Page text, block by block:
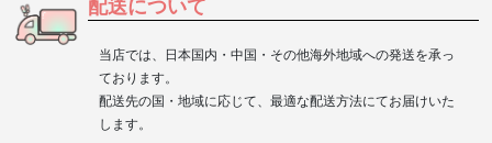
配送について
当店では、日本国内・中国・その他海外地域への発送を承っ
ております。
配送先の国・地域に応じて、最適な配送方法にてお届けいた
します。